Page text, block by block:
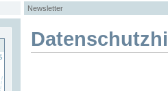
Newsletter